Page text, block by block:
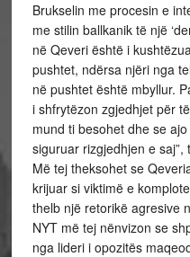
Brukselin me procesin e
me stilin ballkanik të një
në Qeveri është i
pushtet, ndërsa njëri nga
në pushtet është mbyllur.
i shfrytëzon zgjedhjet për
mund ti besohet dhe se
siguruar rizgjedhjen e
Më tej theksohet se
krijuar si viktimë e
thelb një retorikë agresive
NYT më tej nënvizon se
nga lideri i opozitës